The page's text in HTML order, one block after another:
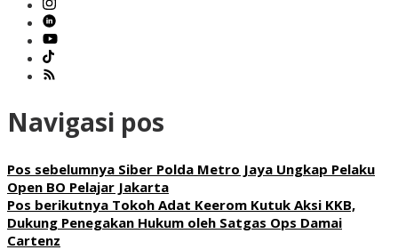
Navigasi pos
Pos sebelumnya Siber Polda Metro Jaya Ungkap Pelaku
Open BO Pelajar Jakarta
Pos berikutnya Tokoh Adat Keerom Kutuk Aksi KKB,
Dukung Penegakan Hukum oleh Satgas Ops Damai
Cartenz